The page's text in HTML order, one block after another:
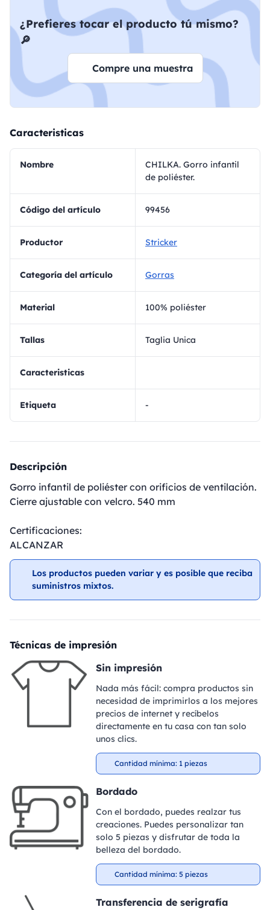
¿Prefieres tocar el producto tú mismo?
🔎
Compre una muestra
Caracteristicas
Nombre
CHILKA. Gorro infantil
de poliéster.
Código del artículo 99456
Productor Stricker
Categoría del artículo Gorras
Material 100% poliéster
Tallas Taglia Unica
Caracteristicas
Etiqueta -
Descripción
Gorro infantil de poliéster con orificios de ventilación.
Cierre ajustable con velcro. 540 mm
Certificaciones:
ALCANZAR
Los productos pueden variar y es posible que reciba
suministros mixtos.
Técnicas de impresión
Sin impresión
Nada más fácil: compra productos sin
necesidad de imprimirlos a los mejores
precios de internet y recíbelos
directamente en tu casa con tan solo
unos clics.
Cantidad mínima: 1 piezas
Bordado
Con el bordado, puedes realzar tus
creaciones. Puedes personalizar tan
solo 5 piezas y disfrutar de toda la
belleza del bordado.
Cantidad mínima: 5 piezas
Transferencia de serigrafía